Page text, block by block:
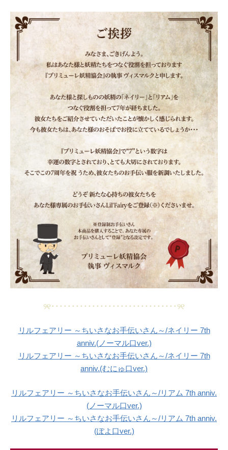
୨୧･･･････････････････････････････୨୧
リルフェアリー ～ちいさなお手伝いさん～/ネイリー 7th
anniv.(ノーマル口ver.)
リルフェアリー ～ちいさなお手伝いさん～/ネイリー 7th
anniv.(むにゅ口ver.)
リルフェアリー ～ちいさなお手伝いさん～/リアム 7th anniv.
(ノーマル口ver.)
リルフェアリー ～ちいさなお手伝いさん～/リアム 7th anniv.
(ぽよ口ver.)